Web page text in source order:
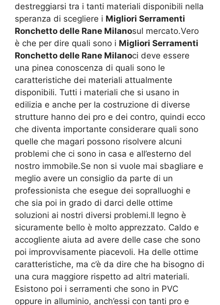
destreggiarsi tra i tanti materiali disponibili nella
speranza di scegliere i Migliori Serramenti
Ronchetto delle Rane Milanosul mercato.Vero
è che per dire quali sono i Migliori Serramenti
Ronchetto delle Rane Milanoci deve essere
una pinea conoscenza di quali sono le
caratteristiche dei materiali attualmente
disponibili. Tutti i materiali che si usano in
edilizia e anche per la costruzione di diverse
strutture hanno dei pro e dei contro, quindi ecco
che diventa importante considerare quali sono
quelle che magari possono risolvere alcuni
problemi che ci sono in casa e all’esterno del
nostro immobile.Se non si vuole mai sbagliare e
meglio avere un consiglio da parte di un
professionista che esegue dei sopralluoghi e
che sia poi in grado di darci delle ottime
soluzioni ai nostri diversi problemi.Il legno è
sicuramente bello è molto apprezzato. Caldo e
accogliente aiuta ad avere delle case che sono
poi improvvisamente piacevoli. Ha delle ottime
caratteristiche, ma c’è da dire che ha bisogno di
una cura maggiore rispetto ad altri materiali.
Esistono poi i serramenti che sono in PVC
oppure in alluminio, anch’essi con tanti pro e